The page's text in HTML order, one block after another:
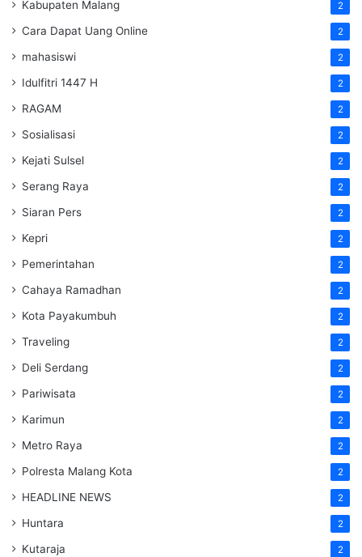
Kabupaten Malang 2
Cara Dapat Uang Online 2
mahasiswi 2
Idulfitri 1447 H 2
RAGAM 2
Sosialisasi 2
Kejati Sulsel 2
Serang Raya 2
Siaran Pers 2
Kepri 2
Pemerintahan 2
Cahaya Ramadhan 2
Kota Payakumbuh 2
Traveling 2
Deli Serdang 2
Pariwisata 2
Karimun 2
Metro Raya 2
Polresta Malang Kota 2
HEADLINE NEWS 2
Huntara 2
Kutaraja 2